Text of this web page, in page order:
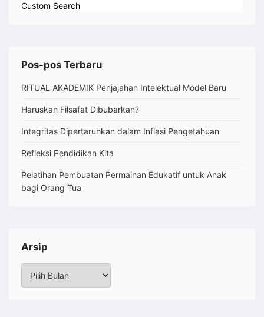
Custom Search
Pos-pos Terbaru
RITUAL AKADEMIK Penjajahan Intelektual Model Baru
Haruskan Filsafat Dibubarkan?
Integritas Dipertaruhkan dalam Inflasi Pengetahuan
Refleksi Pendidikan Kita
Pelatihan Pembuatan Permainan Edukatif untuk Anak
bagi Orang Tua
Arsip